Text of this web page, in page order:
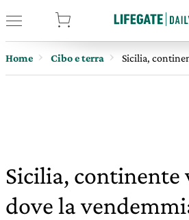
Home Cibo e terra Sicilia,
Sicilia,
dove la